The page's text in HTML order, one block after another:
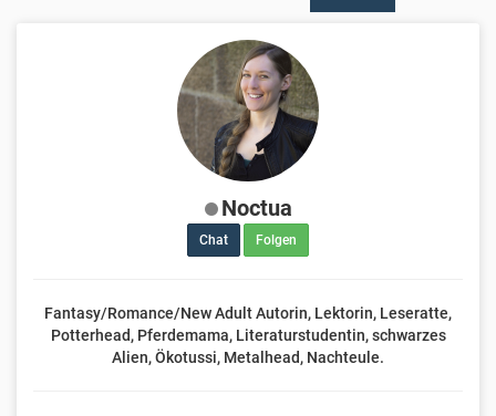
Noctua
Chat Folgen
Fantasy/Romance/New Adult Autorin, Lektorin, Leseratte,
Potterhead, Pferdemama, Literaturstudentin, schwarzes
Alien, Ökotussi, Metalhead, Nachteule.